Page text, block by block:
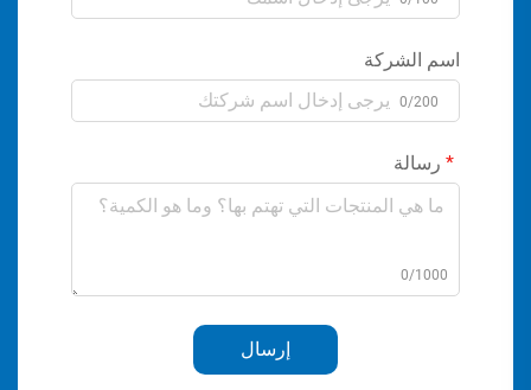
اسم الشركة
0/200
رسالة
0/1000
إرسال